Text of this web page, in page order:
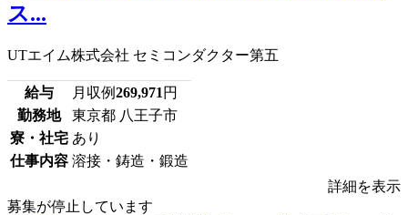
ス...
UTエイム株式会社 セミコンダクター第五
給与 月収例269,971 円
勤務地
東京都 八王子市
寮・社宅 あり
仕事内容 溶接・鋳造・鍛造
詳細を表示
募集が停止しています